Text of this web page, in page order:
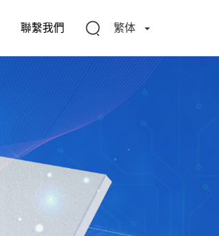
聯繫我們 繁体
切
下
拉